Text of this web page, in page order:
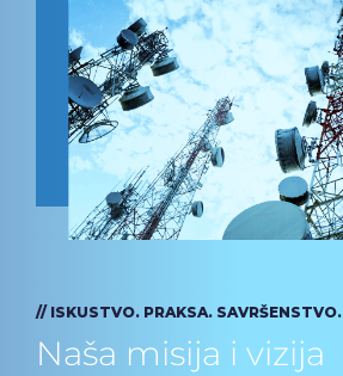
// ISKUSTVO. PRAKSA. SAVRŠENSTVO.
Naša misija i vizija